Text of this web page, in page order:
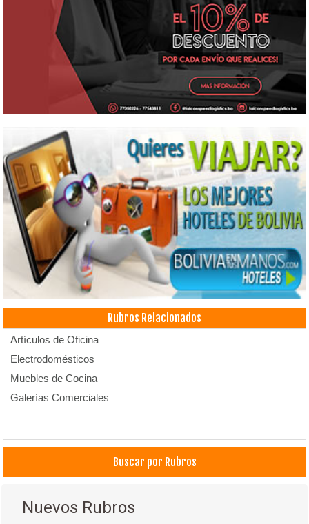
Rubros Relacionados
Artículos de Oficina
Electrodomésticos
Muebles de Cocina
Galerías Comerciales
Buscar por Rubros
Nuevos Rubros